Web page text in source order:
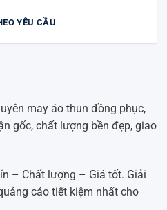
YÊU CẦU
may áo thun đồng phục,
gốc, chất lượng bền đẹp, giao
– Chất lượng – Giá tốt. Giải
cáo tiết kiệm nhất cho